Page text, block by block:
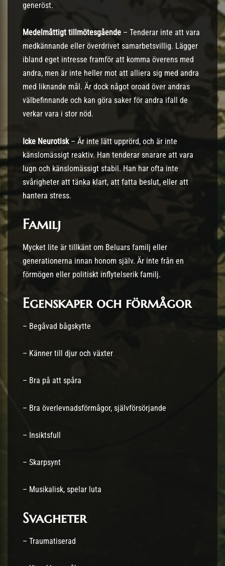
generöst.
Medelmåttigt tillmötesgående – Tenderar inte att vara
medkännande eller överdrivet samarbetsvillig. Lägger
ibland eget intresse framför att komma överens med
andra, men är inte heller mot att alliera sig med andra
med liknande mål. Är dock något oroad över andras
välbefinnande och kan göra saker för andra ifall de
verkar vara i stor nöd.
Icke Neurotisk– Är inte lätt upprörd, och är inte
känslomässigt reaktiv. Han tenderar snarare att vara
lugn och känslomässigt stabil. Han har ofta inte
svårigheter att tänka klart, att fatta beslut, eller att
hantera stress.
Familj
Mycket lite är tillkänt om Beluars familj eller
generationerna innan honom själv. Är inte från en
förmögen eller politiskt inflytelserik familj.
Egenskaper och förmågor
– Begåvad bågskytte
– Känner till djur och växter
– Bra på att spåra
– Bra överlevnadsförmågor, självförsörjande
– Insiktsfull
– Skarpsynt
– Musikalisk, spelar luta
Svagheter
– Traumatiserad